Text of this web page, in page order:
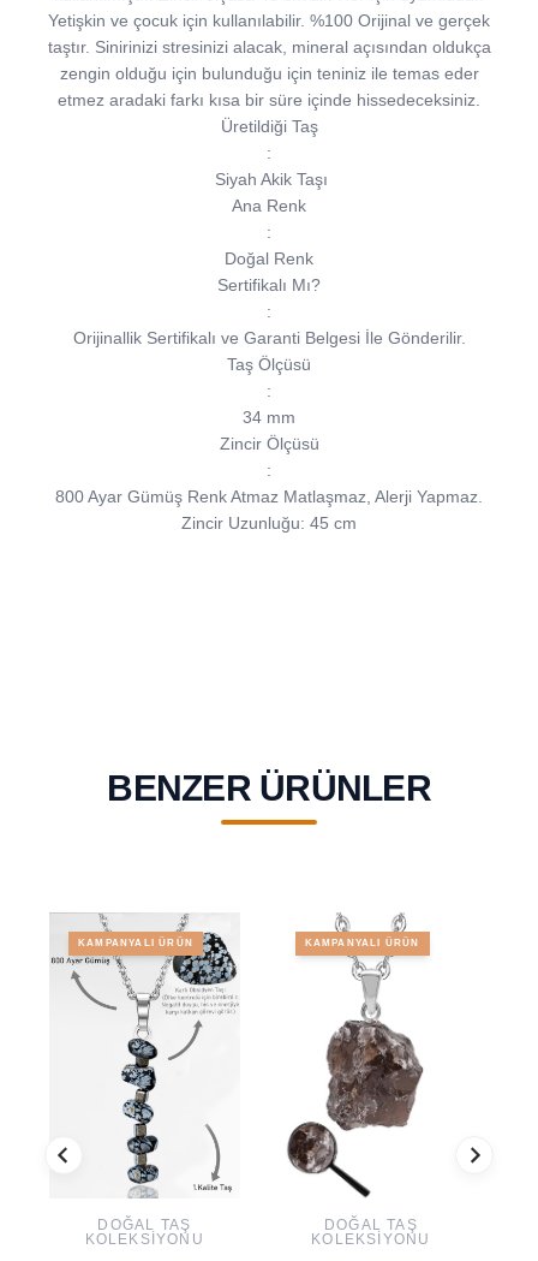
Yetişkin ve çocuk için kullanılabilir. %100 Orijinal ve gerçek
taştır. Sinirinizi stresinizi alacak, mineral açısından oldukça
zengin olduğu için bulunduğu için teniniz ile temas eder
etmez aradaki farkı kısa bir süre içinde hissedeceksiniz.
Üretildiği Taş
:
Siyah Akik Taşı
Ana Renk
:
Doğal Renk
Sertifikalı Mı?
:
Orijinallik Sertifikalı ve Garanti Belgesi İle Gönderilir.
Taş Ölçüsü
:
34 mm
Zincir Ölçüsü
:
800 Ayar Gümüş Renk Atmaz Matlaşmaz, Alerji Yapmaz.
Zincir Uzunluğu: 45 cm
BENZER ÜRÜNLER
KAMPANYALI ÜRÜN
DOĞAL TAŞ
KOLEKSIYONU
KAMPANYALI ÜRÜN
DOĞAL TAŞ
KOLEKSIYONU